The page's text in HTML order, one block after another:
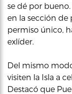
se dé por
en la sección de
permiso único,
exlíder.
Del mismo
visiten la Isla a
Destacó que